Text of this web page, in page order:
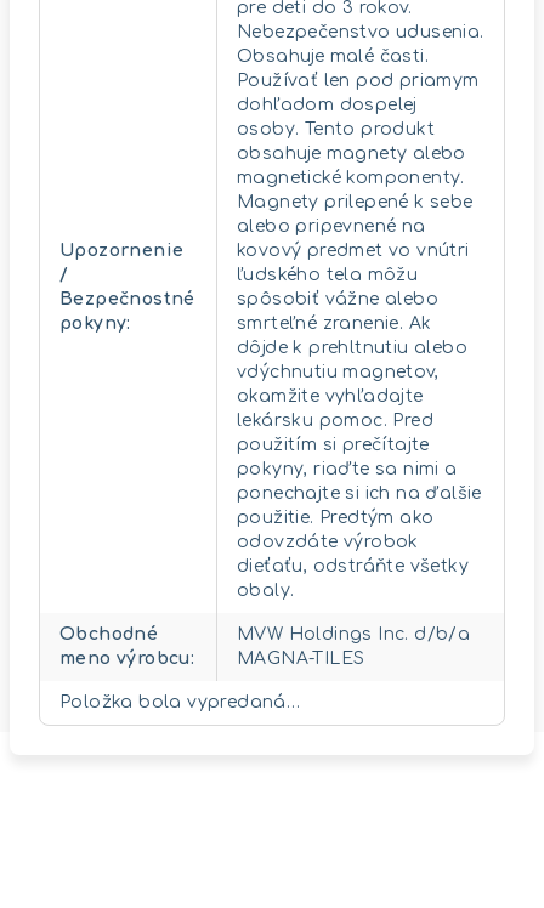
Upozornenie
/
Bezpečnostné
pokyny:
pre deti do 3 rokov.
Nebezpečenstvo udusenia.
Obsahuje malé časti.
Používať len pod priamym
dohľadom dospelej
osoby. Tento produkt
obsahuje magnety alebo
magnetické komponenty.
Magnety prilepené k sebe
alebo pripevnené na
kovový predmet vo vnútri
ľudského tela môžu
spôsobiť vážne alebo
smrteľné zranenie. Ak
dôjde k prehltnutiu alebo
vdýchnutiu magnetov,
okamžite vyhľadajte
lekársku pomoc. Pred
použitím si prečítajte
pokyny, riaďte sa nimi a
ponechajte si ich na ďalšie
použitie. Predtým ako
odovzdáte výrobok
dieťaťu, odstráňte všetky
obaly.
Obchodné
meno výrobcu:
MVW Holdings Inc. d/b/a
MAGNA-TILES
Položka bola vypredaná…